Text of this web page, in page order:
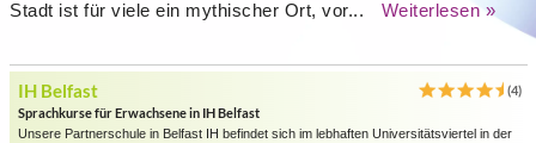
Stadt ist für viele ein mythischer Ort, vor...
Weiterlesen »
IH Belfast
(4)
Sprachkurse für Erwachsene in IH Belfast
Unsere Partnerschule in Belfast IH befindet sich im lebhaften Universitätsviertel in der